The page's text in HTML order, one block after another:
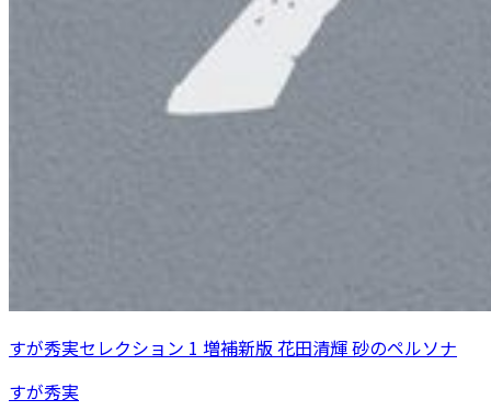
すが秀実セレクション 1 増補新版 花田清輝 砂のペルソナ
すが秀実